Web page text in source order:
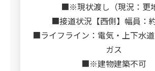
■※現状渡し（現況：更
■接道状況【西側】幅員：
■ライフライン：電気・上下水
ガス
■※建物建築不可